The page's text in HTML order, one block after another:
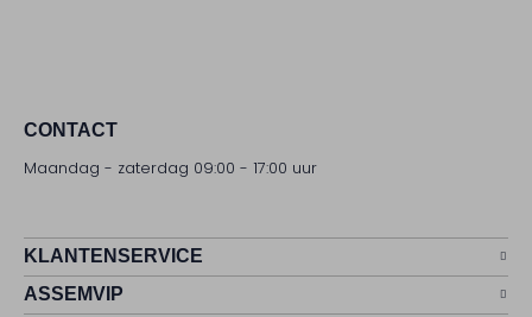
CONTACT
Maandag - zaterdag 09:00 - 17:00 uur
KLANTENSERVICE
ASSEMVIP